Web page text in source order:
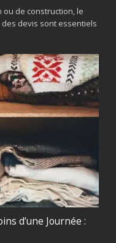
de construction, le
devis sont essentiels
d’une Journée :